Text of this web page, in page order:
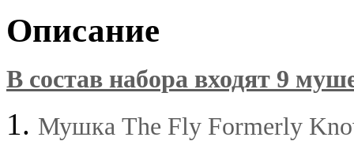
Описание
В состав набора входят 9
Мушка The Fly Formerly